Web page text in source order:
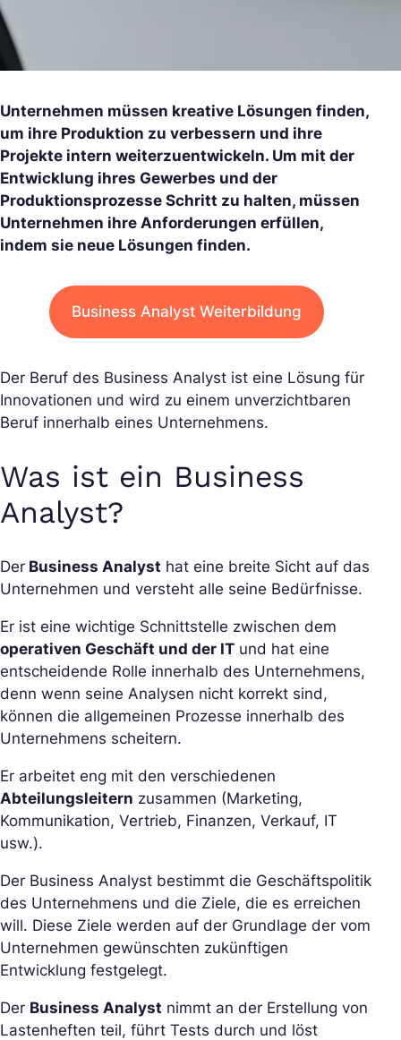
Unternehmen müssen kreative Lösungen finden,
um ihre Produktion zu verbessern und ihre
Projekte intern weiterzuentwickeln. Um mit der
Entwicklung ihres Gewerbes und der
Produktionsprozesse Schritt zu halten, müssen
Unternehmen ihre Anforderungen erfüllen,
indem sie neue Lösungen finden.
Business Analyst Weiterbildung
Der Beruf des Business Analyst ist eine Lösung für
Innovationen und wird zu einem unverzichtbaren
Beruf innerhalb eines Unternehmens.
Was ist ein Business
Analyst?
Der Business Analyst hat eine breite Sicht auf das
Unternehmen und versteht alle seine Bedürfnisse.
Er ist eine wichtige Schnittstelle zwischen dem
operativen Geschäft und der IT und hat eine
entscheidende Rolle innerhalb des Unternehmens,
denn wenn seine Analysen nicht korrekt sind,
können die allgemeinen Prozesse innerhalb des
Unternehmens scheitern.
Er arbeitet eng mit den verschiedenen
Abteilungsleitern zusammen (Marketing,
Kommunikation, Vertrieb, Finanzen, Verkauf, IT
usw.).
Der Business Analyst bestimmt die Geschäftspolitik
des Unternehmens und die Ziele, die es erreichen
will. Diese Ziele werden auf der Grundlage der vom
Unternehmen gewünschten zukünftigen
Entwicklung festgelegt.
Der Business Analyst nimmt an der Erstellung von
Lastenheften teil, führt Tests durch und löst